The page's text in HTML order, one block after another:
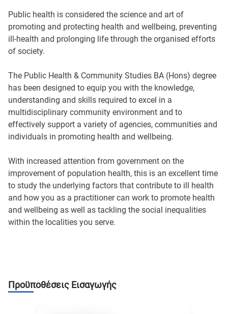
Public health is considered the science and art of
promoting and protecting health and wellbeing, preventing
ill-health and prolonging life through the organised efforts
of society.
The Public Health & Community Studies BA (Hons) degree
has been designed to equip you with the knowledge,
understanding and skills required to excel in a
multidisciplinary community environment and to
effectively support a variety of agencies, communities and
individuals in promoting health and wellbeing.
With increased attention from government on the
improvement of population health, this is an excellent time
to study the underlying factors that contribute to ill health
and how you as a practitioner can work to promote health
and wellbeing as well as tackling the social inequalities
within the localities you serve.
Προϋποθέσεις Εισαγωγής